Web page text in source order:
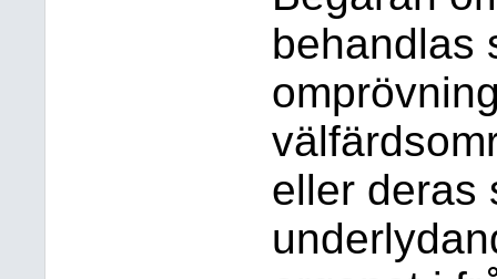
behandlas
eller deras